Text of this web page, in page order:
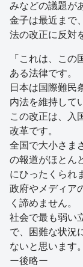
みなどの議題が
金子は最近まで
法の改正に反対
「これは、こ
ある法律です。
日本は国際難民
内法を維持して
この改正は、入
改革です。
全国で大小さま
の報道がほとん
にひったくられ
政府やメディア
く諦めません。
社会で最も弱い
で、困難な状況
ないと思います
ー後略ー